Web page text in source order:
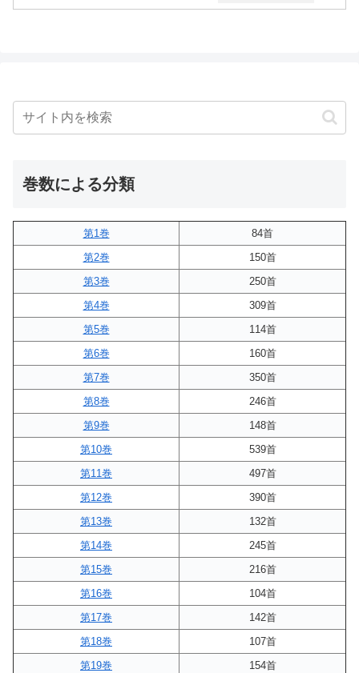
巻数による分類
第1巻
84首
第2巻
150首
第3巻
250首
第4巻
309首
第5巻
114首
第6巻
160首
第7巻
350首
第8巻
246首
第9巻
148首
第10巻
539首
第11巻
497首
第12巻
390首
第13巻
132首
第14巻
245首
第15巻
216首
第16巻
104首
第17巻
142首
第18巻
107首
第19巻
154首